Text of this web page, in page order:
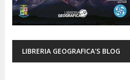
LIBRERIA GEOGRAFICA'S BLOG